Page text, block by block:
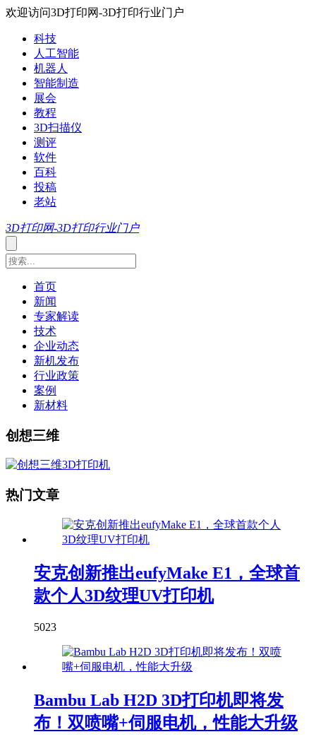
欢迎访问3D打印网-3D打印行业门户
科技
人工智能
机器人
智能制造
展会
教程
3D扫描仪
测评
软件
百科
投稿
老站
3D打印网-3D打印行业门户
首页
新闻
专家解读
技术
企业动态
新机发布
行业政策
案例
新材料
创想三维
热门文章
安克创新推出eufyMake E1，全球首
款个人3D纹理UV打印机
5023
Bambu Lab H2D 3D打印机即将发
布！双喷嘴+伺服电机，性能大升级